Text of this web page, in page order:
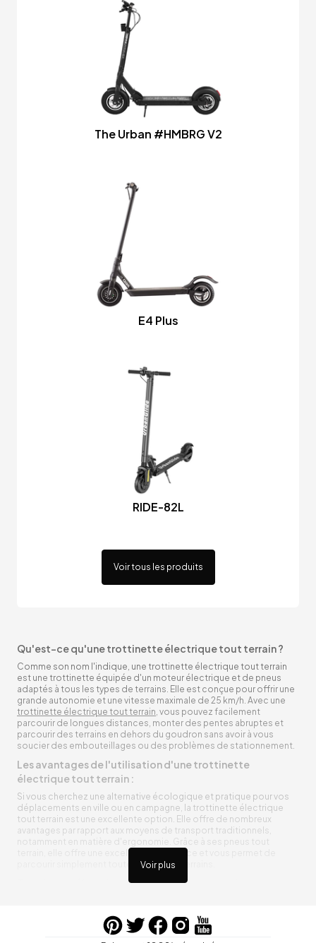
The Urban #HMBRG V2
E4 Plus
RIDE-82L
Voir tous les produits
Voir plus
Qu'est-ce qu'une trottinette électrique tout terrain ?
Comme son nom l'indique, une trottinette électrique tout terrain
est une trottinette équipée d'un moteur électrique et de pneus
adaptés à tous les types de terrains. Elle est conçue pour offrir une
grande autonomie et une vitesse maximale de 25 km/h. Avec une
trottinette électrique tout terrain, vous pouvez facilement
parcourir de longues distances, monter des pentes abruptes et
parcourir des terrains en dehors du goudron sans avoir à vous
soucier des embouteillages ou des problèmes de stationnement.
Les avantages de l'utilisation d'une trottinette
électrique tout terrain :
Si vous cherchez une alternative écologique et pratique pour vos
déplacements en ville ou en campagne, la trottinette électrique
tout terrain est une excellente option. Elle offre de nombreux
avantages par rapport aux moyens de transport traditionnels,
notamment en matière d'ergonomie. Grâce à ses pneus tout
terrain, elle offre une excellente adhérence et vous permet de
parcourir simplement toutes sortes de terrains.
Trottinette électrique tout terrain ergonomique
entre vos trajets, vous n’aurez pas à vous soucier de l’état de sa
batterie. De plus, elle est équipée de pneus résistants qui peuvent